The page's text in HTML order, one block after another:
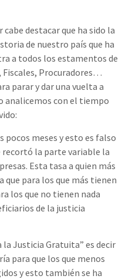
destacar que ha sido la
de nuestro país que ha
a todos los estamentos de
Fiscales, Procuradores…
parar y dar una vuelta a
analicemos con el tiempo
pocos meses y esto es falso
recortó la parte variable la
Esta tasa a quien más
que para los que más tienen
los que no tienen nada
de la justicia
la Justicia Gratuita” es decir
para que los que menos
y esto también se ha